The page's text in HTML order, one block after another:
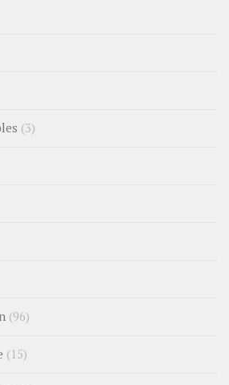
(3)
(96)
(15)